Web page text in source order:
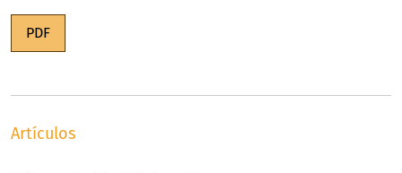
PDF
Artículos